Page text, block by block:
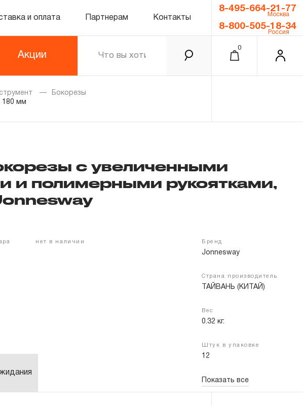
и оплата Партнерам Контакты
8-495-664-21-77
Москва
8-800-505-18-34
Россия
Акции
0
0.00 ₽
Бокорезы
180 мм
с увеличенными
и полимерными рукоятками,
нет в наличии Бренд
Jonnesway
Страна производитель
ТАЙВАНЬ (КИТАЙ)
Вес
0.32 кг.
Штук в упаковке
12
Показать все